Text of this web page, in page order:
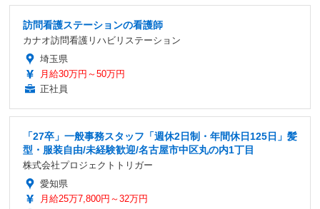
訪問看護ステーションの看護師
カナオ訪問看護リハビリステーション
埼玉県
月給30万円～50万円
正社員
「27卒」一般事務スタッフ「週休2日制・年間休日125日」髪
型・服装自由/未経験歓迎/名古屋市中区丸の内1丁目
株式会社プロジェクトトリガー
愛知県
月給25万7,800円～32万円